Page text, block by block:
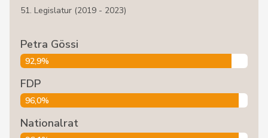
51. Legislatur (2019 - 2023)
Petra Gössi
92,9%
FDP
96,0%
Nationalrat